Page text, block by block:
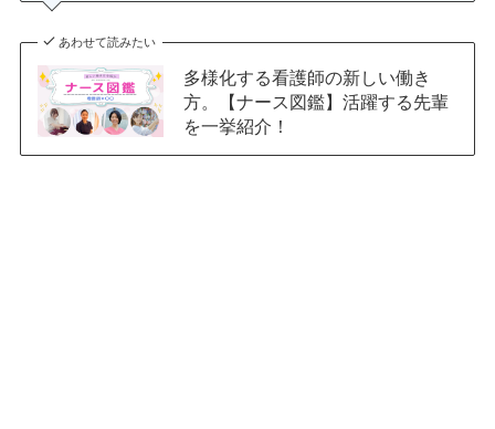
あわせて読みたい
多様化する看護師の新しい働き
方。【ナース図鑑】活躍する先輩
を一挙紹介！